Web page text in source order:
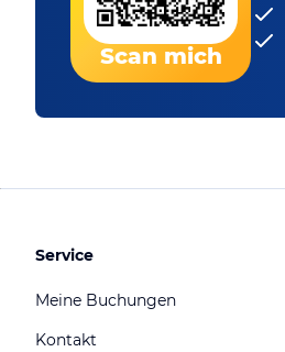
Scan mich
Service
Meine Buchungen
Kontakt